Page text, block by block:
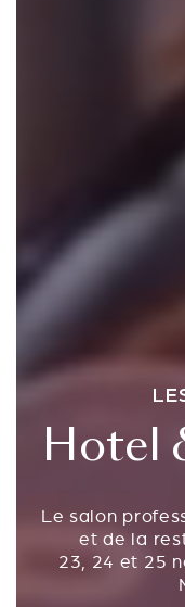
Hotel
Le salon
et de la
23, 24 et 25